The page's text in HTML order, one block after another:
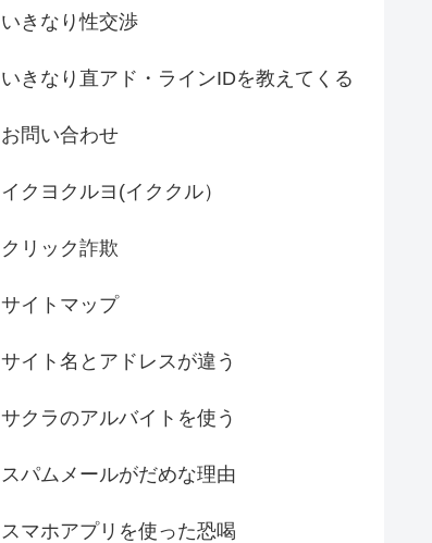
いきなり性交渉
いきなり直アド・ラインIDを教えてくる
お問い合わせ
イクヨクルヨ(イククル）
クリック詐欺
サイトマップ
サイト名とアドレスが違う
サクラのアルバイトを使う
スパムメールがだめな理由
スマホアプリを使った恐喝